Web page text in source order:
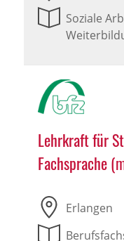
Soziale
Lehrkraft für
Fachsprache
Erlangen